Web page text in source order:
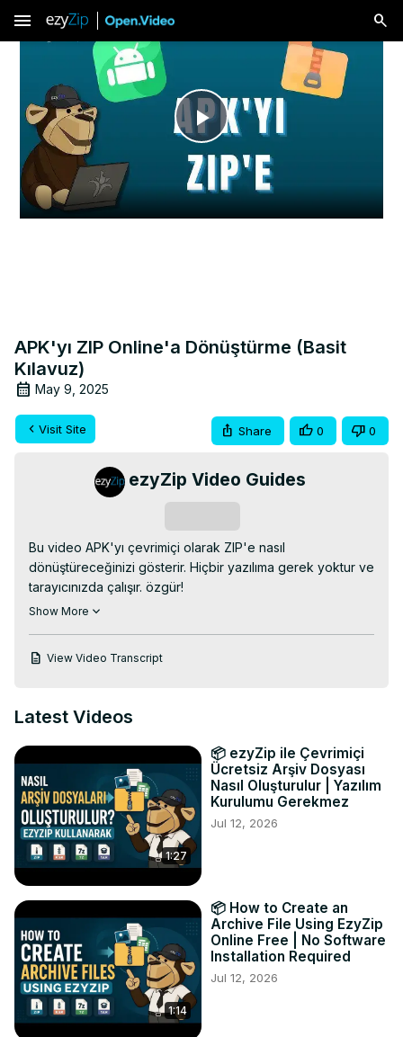
menu
Play
Video
APK'yı ZIP Online'a Dönüştürme (Basit
Kılavuz)
May 9, 2025
Visit Site Share 0 0
ezyZip Video Guides
Bu video APK'yı çevrimiçi olarak ZIP'e nasıl
dönüştüreceğinizi gösterir. Hiçbir yazılıma gerek yoktur ve
tarayıcınızda çalışır. özgür!
Şuraya git: https://www.ezyzip.com/tr-apk-zip.html
seç" seçeneğini tıklayın;
alacak olan dönüştürme işlemini başlatacaktır.
3. Dönüştürülen ZIP dosyasını seçtiğiniz hedef klasöre
kaydetmek için "ZIP Dosyasını Kaydet"e tıklayın.
#dönüşüm #apk #zip
Twitter: https://twitter.com/ezyZip
Facebook: https://www.facebook.com/ezyzip/
Show More
View Video Transcript
Latest Videos
1:27
📦 ezyZip ile Çevrimiçi
Ücretsiz Arşiv Dosyası
Nasıl Oluşturulur | Yazılım
Kurulumu Gerekmez
Jul 12, 2026
1:14
📦 How to Create an
Archive File Using EzyZip
Online Free | No Software
Installation Required
Jul 12, 2026